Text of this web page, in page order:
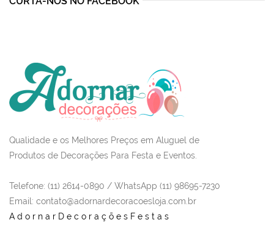
Qualidade e os Melhores Preços em Aluguel de
Produtos de Decorações Para Festa e Eventos.
Telefone: (11) 2614-0890 / WhatsApp (11) 98695-7230
Email: contato@adornardecoracoesloja.com.br
AdornarDecoraçõesFestas